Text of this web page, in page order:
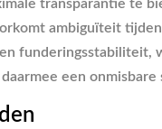
transparantie te
ambiguïteit
daarmee een